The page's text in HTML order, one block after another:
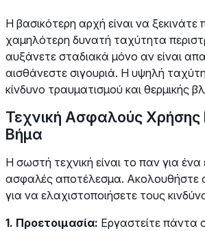
Η βασικότερη αρχή είναι να ξεκινάτε
χαμηλότερη δυνατή ταχύτητα
αυξάνετε σταδιακά μόνο αν είναι
αισθάνεστε σιγουριά. Η υψηλή
κίνδυνο τραυματισμού και θερμικής
Τεχνική Ασφαλούς
Βήμα
Η σωστή τεχνική είναι το παν για ένα
ασφαλές αποτέλεσμα. Ακολουθήστε
για να ελαχιστοποιήσετε τους
1. Προετοιμασία: Εργαστείτε πάντα